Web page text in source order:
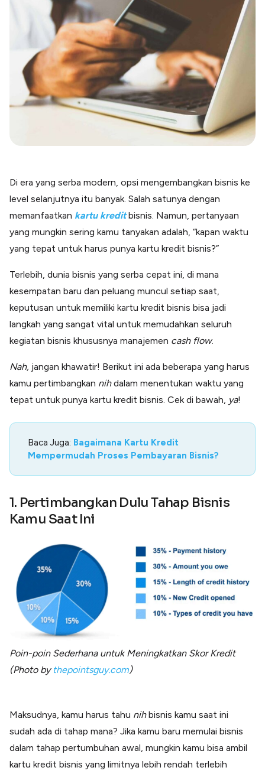
Paper XB
Bayar luar negeri pakai kartu kredit
Kartu Kredit Bisnis
Paper Card
Satu kartu untuk bisnis & personal
Paper Horizon
Kartu korporat expense terlengkap
Solusi Industri
Konstruksi
Kelola Pembayaran Termin Proyek
Health & Beauty
Lainnya
Integrasi sistem bisnis dengan API
Software Akuntansi
Pencatatan Laporan Keuangan Gratis
Integrasi Accurate
Blog
Kumpulan tips dan informasi bisnis
Di era yang serba modern, opsi mengembangkan bisnis ke
level selanjutnya itu banyak. Salah satunya dengan
memanfaatkan kartu kreditbisnis. Namun, pertanyaan
yang mungkin sering kamu tanyakan adalah, “kapan waktu
yang tepat untuk harus punya kartu kredit bisnis?”
Terlebih, dunia bisnis yang serba cepat ini, di mana
kesempatan baru dan peluang muncul setiap saat,
keputusan untuk memiliki kartu kredit bisnis bisa jadi
langkah yang sangat vital untuk memudahkan seluruh
kegiatan bisnis khususnya manajemen cash flow.
Nah, jangan khawatir! Berikut ini ada beberapa yang harus
kamu pertimbangkan nihdalam menentukan waktu yang
tepat untuk punya kartu kredit bisnis. Cek di bawah, ya!
Baca Juga: Bagaimana Kartu Kredit
Mempermudah Proses Pembayaran Bisnis?
1. Pertimbangkan Dulu Tahap Bisnis
Kamu Saat Ini
Poin-poin Sederhana untuk Meningkatkan Skor Kredit
(Photo by thepointsguy.com)
Maksudnya, kamu harus tahu nihbisnis kamu saat ini
sudah ada di tahap mana? Jika kamu baru memulai bisnis
dalam tahap pertumbuhan awal, mungkin kamu bisa ambil
kartu kredit bisnis yang limitnya lebih rendah terlebih